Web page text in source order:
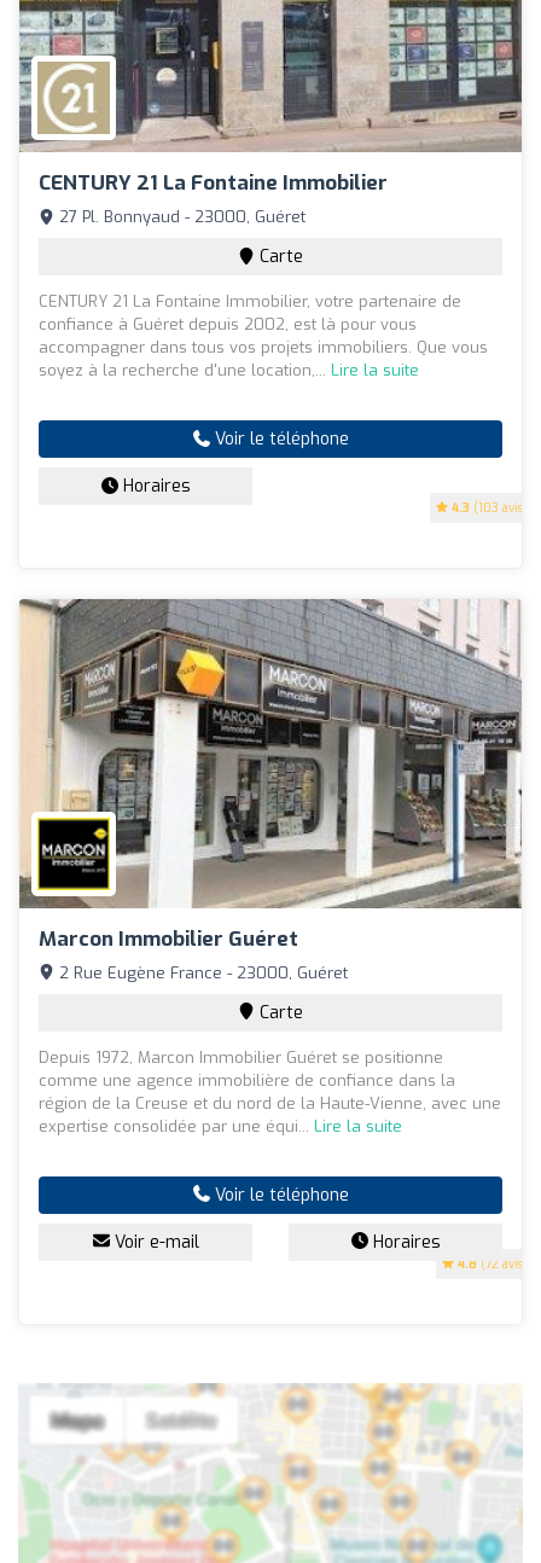
CENTURY 21 La Fontaine Immobilier
4.3 (103 avis)
27 Pl. Bonnyaud - 23000, Guéret
Carte
CENTURY 21 La Fontaine Immobilier, votre partenaire de
confiance à Guéret depuis 2002, est là pour vous
accompagner dans tous vos projets immobiliers. Que vous
soyez à la recherche d'une location,... Lire la suite
Voir le téléphone
Horaires
Marcon Immobilier Guéret
4.8 (72 avis)
2 Rue Eugène France - 23000, Guéret
Carte
Depuis 1972, Marcon Immobilier Guéret se positionne
comme une agence immobilière de confiance dans la
région de la Creuse et du nord de la Haute-Vienne, avec une
expertise consolidée par une équi... Lire la suite
Voir le téléphone
Voir e-mail Horaires